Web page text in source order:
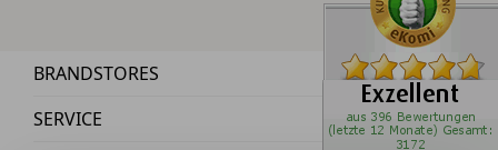
BRANDSTORES
SERVICE